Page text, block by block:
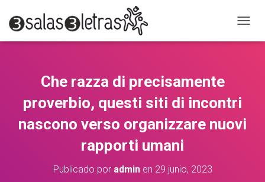
A
O
D
Che razza di precisamente
proverbio, questi siti di incontri
nascono verso organizzare nuovi
rapporti umani
Publicado por adminen 29 junio, 2023